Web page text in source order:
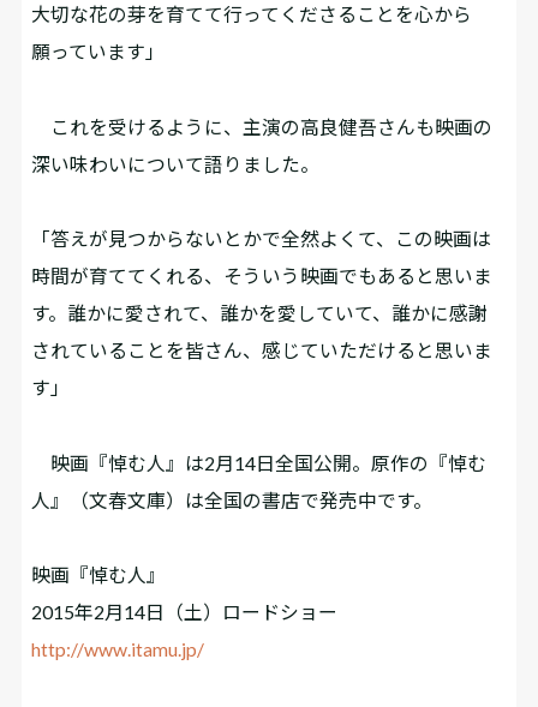
大切な花の芽を育てて行ってくださることを心から
願っています」
これを受けるように、主演の高良健吾さんも映画の
深い味わいについて語りました。
「答えが見つからないとかで全然よくて、この映画は
時間が育ててくれる、そういう映画でもあると思いま
す。誰かに愛されて、誰かを愛していて、誰かに感謝
されていることを皆さん、感じていただけると思いま
す」
映画『悼む人』は2月14日全国公開。原作の『悼む
人』（文春文庫）は全国の書店で発売中です。
映画『悼む人』
2015年2月14日（土）ロードショー
http://www.itamu.jp/